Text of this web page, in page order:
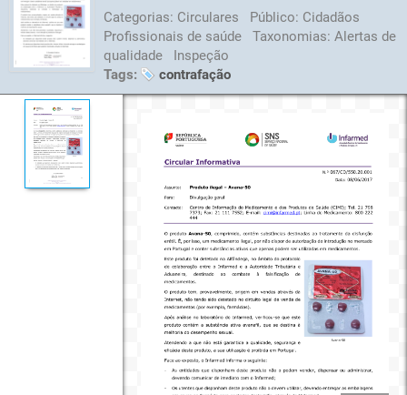
Categorias: Circulares Público: Cidadãos
Profissionais de saúde
Taxonomias: Alertas de
qualidade
Inspeção
Tags:
contrafação